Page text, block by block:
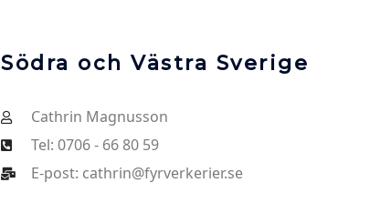
Södra och Västra Sverige
Cathrin Magnusson
Tel: 0706 - 66 80 59
E-post: cathrin@fyrverkerier.se